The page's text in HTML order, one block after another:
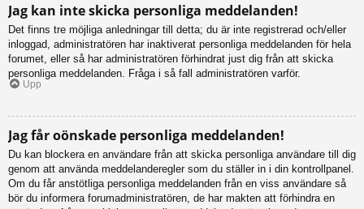
Jag kan inte skicka personliga meddelanden!
Det finns tre möjliga anledningar till detta; du är inte registrerad och/eller
inloggad, administratören har inaktiverat personliga meddelanden för hela
forumet, eller så har administratören förhindrat just dig från att skicka
personliga meddelanden. Fråga i så fall administratören varför.
Upp
Jag får oönskade personliga meddelanden!
Du kan blockera en användare från att skicka personliga användare till dig
genom att använda meddelanderegler som du ställer in i din kontrollpanel.
Om du får anstötliga personliga meddelanden från en viss användare så
bör du informera forumadministratören, de har makten att förhindra en